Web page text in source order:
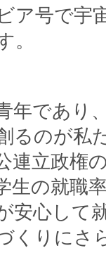
ア号で宇
。
年であり
るのが私
連立政権
生の就職
安心して
くりにさ